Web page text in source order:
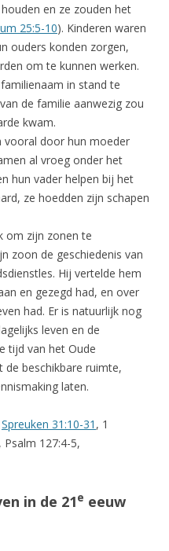
en ze zouden het
25:5-10). Kinderen waren
ouders konden zorgen,
om te kunnen werken.
in stand te
de familie aanwezig zou
kwam.
vooral door hun moeder
al vroeg onder het
hun vader helpen bij het
ze hoedden zijn schapen
om zijn zonen te
zoon de geschiedenis van
Hij vertelde hem
en gezegd had, en over
had. Er is natuurlijk nog
leven en de
tijd van het Oude
de beschikbare ruimte,
laten.
Spreuken 31:10-31 , 1
, Psalm 127:4-5,
in de 21e eeuw